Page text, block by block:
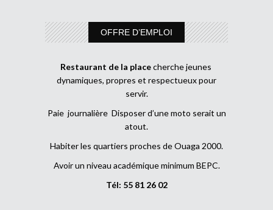
OFFRE D’EMPLOI
Restaurant de la placecherche jeunes
dynamiques, propres et respectueux pour
servir.
Paie journalière Disposer d’une moto serait un
atout.
Habiter les quartiers proches de Ouaga 2000.
Avoir un niveau académique minimum BEPC.
Tél: 55 81 26 02